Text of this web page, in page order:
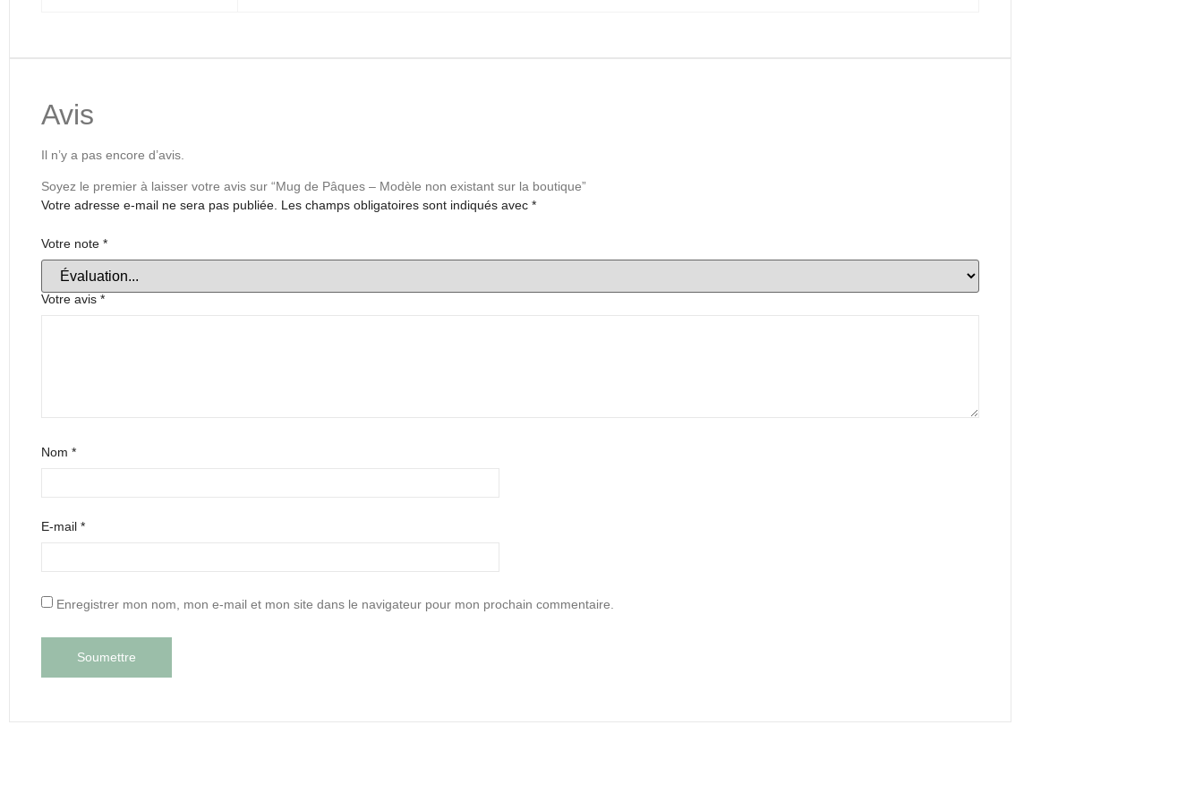
Avis
Il n’y a pas encore d’avis.
Soyez le premier à laisser votre avis sur “Mug de Pâques – Modèle non existant sur la boutique”
Votre adresse e-mail ne sera pas publiée. Les champs obligatoires sont indiqués avec *
Votre note *
Votre avis *
Nom *
E-mail *
Enregistrer mon nom, mon e-mail et mon site dans le navigateur pour mon prochain commentaire.